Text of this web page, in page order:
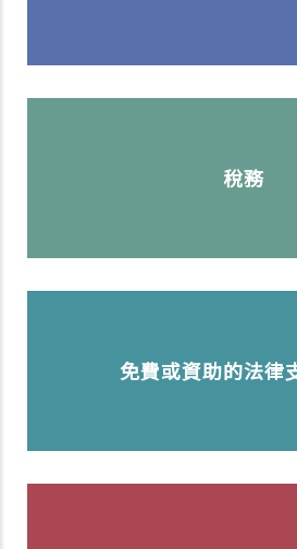
稅務
免費或資助的法律